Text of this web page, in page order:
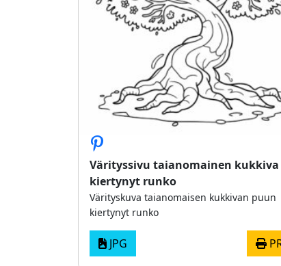
Värityssivu taianomainen kukkiva
kiertynyt runko
Värityskuva taianomaisen kukkivan puun
kiertynyt runko
JPG